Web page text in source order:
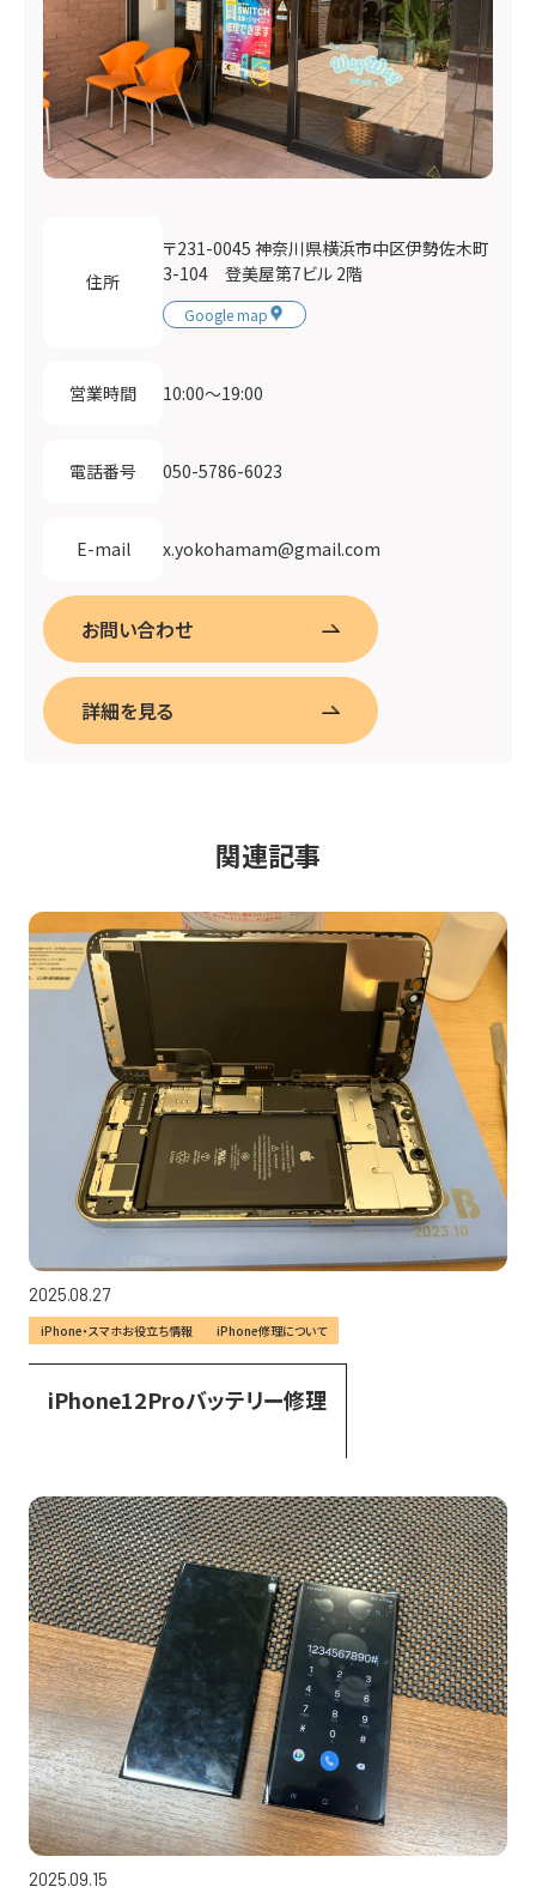
住所
〒231-0045 神奈川県横浜市中区伊勢佐木町
3-104 登美屋第7ビル 2階
Google map
営業時間 10:00〜19:00
電話番号 050-5786-6023
E-mail x.yokohamam@gmail.com
お問い合わせ
詳細を見る
関連記事
2025.08.27
iPhone・スマホお役立ち情報 iPhone修理について
iPhone12Proバッテリー修理
2025.09.15